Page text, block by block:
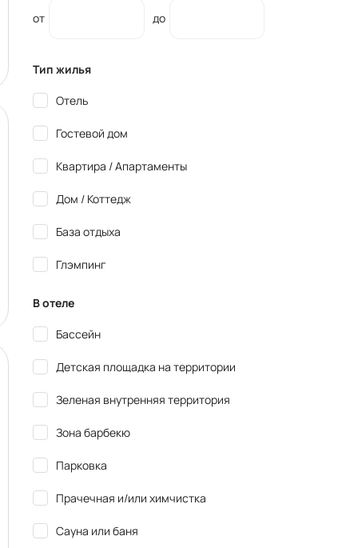
от до
Тип жилья
Отель
Гостевой дом
Квартира / Апартаменты
Дом / Коттедж
База отдыха
Глэмпинг
В отеле
Бассейн
Детская площадка на территории
Зеленая внутренняя территория
Зона барбекю
Парковка
Прачечная и/или химчистка
Сауна или баня